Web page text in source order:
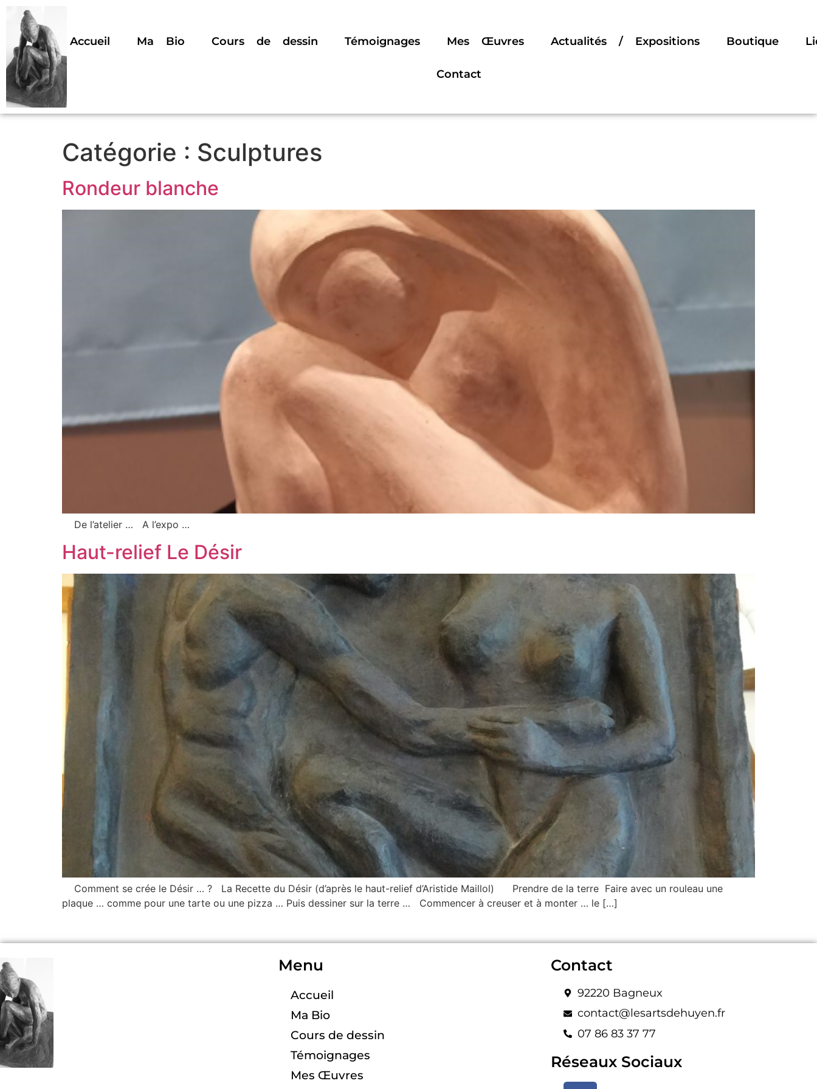
Accueil Ma Bio Cours de dessin Témoignages Mes Œuvres Actualités / Expositions Boutique
Contact
Catégorie : Sculptures
Rondeur blanche
De l’atelier … A l’expo …
Haut-relief Le Désir
Comment se crée le Désir … ? La Recette du Désir (d’après le haut-relief d’Aristide Maillol) Prendre de la terre Faire avec un rouleau une
plaque … comme pour une tarte ou une pizza … Puis dessiner sur la terre … Commencer à creuser et à monter … le […]
Menu
Accueil
Ma Bio
Cours de dessin
Témoignages
Mes Œuvres
Contact
92220 Bagneux
contact@lesartsdehuyen.fr
07 86 83 37 77
Réseaux Sociaux